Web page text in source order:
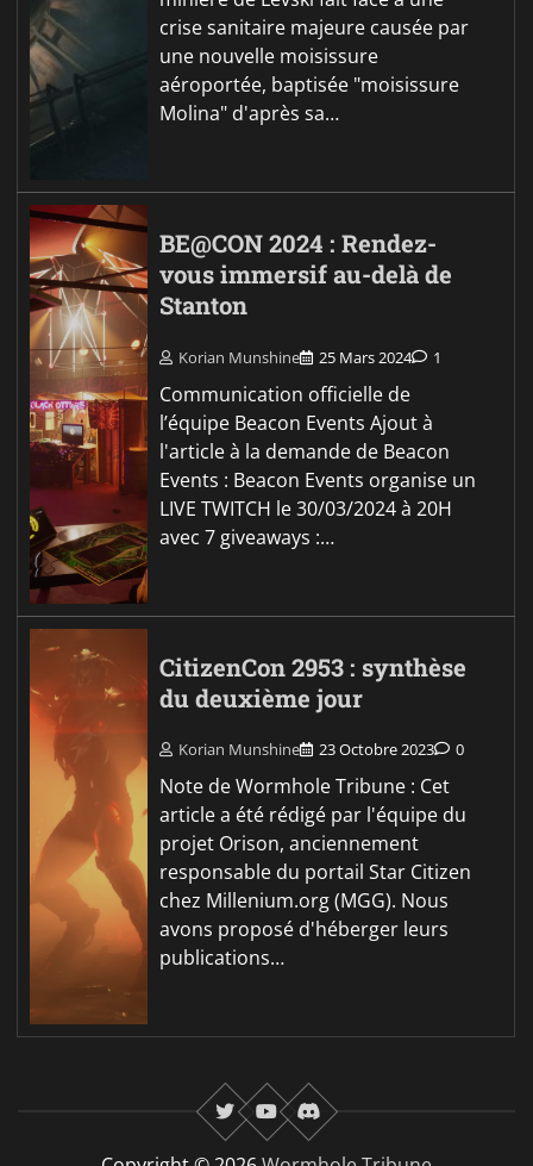
crise sanitaire majeure causée par
une nouvelle moisissure
aéroportée, baptisée "moisissure
Molina" d'après sa…
BE@CON 2024 : Rendez-
vous immersif au-delà de
Stanton
Korian Munshine 25 Mars 2024 1
Communication officielle de
l’équipe Beacon Events Ajout à
l'article à la demande de Beacon
Events : Beacon Events organise un
LIVE TWITCH le 30/03/2024 à 20H
avec 7 giveaways :…
CitizenCon 2953 : synthèse
du deuxième jour
Korian Munshine 23 Octobre 2023 0
Note de Wormhole Tribune : Cet
article a été rédigé par l'équipe du
projet Orison, anciennement
responsable du portail Star Citizen
chez Millenium.org (MGG). Nous
avons proposé d'héberger leurs
publications…
twitteryoutubeDiscord